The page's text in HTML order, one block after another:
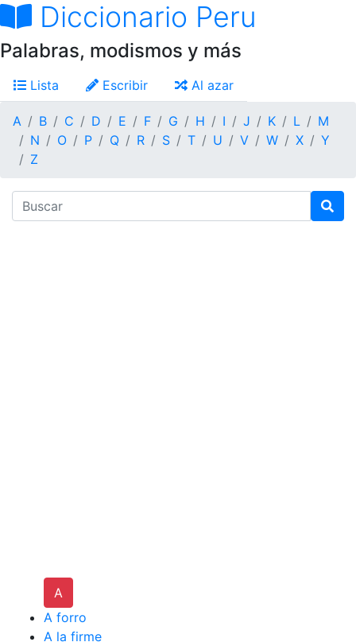
Diccionario Peru
Palabras, modismos y más
Lista Escribir Al azar
A B C D E F G H I J K L
M
N
O P Q R S T U V W X
Y
Z
A
A forro
A la firme